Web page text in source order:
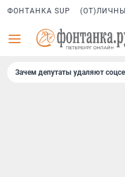
ФОНТАНКА SUP
Зачем депутаты удаляют